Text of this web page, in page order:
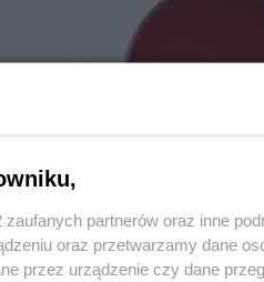
zaufanych partnerów oraz inne
oraz przetwarzamy dane
przez urządzenie czy dane